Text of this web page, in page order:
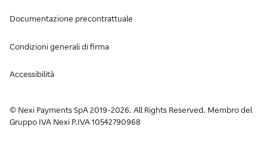
Documentazione precontrattuale
Condizioni generali di firma
Accessibilità
© Nexi Payments SpA 2019-2026. All Rights Reserved. Membro del
Gruppo IVA Nexi P.IVA 10542790968